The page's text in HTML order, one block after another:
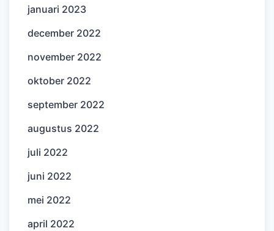
januari 2023
december 2022
november 2022
oktober 2022
september 2022
augustus 2022
juli 2022
juni 2022
mei 2022
april 2022